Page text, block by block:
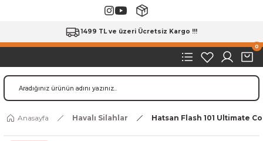
1499 TL ve üzeri Ücretsiz Kargo !!!
0
Anasayfa Havalı Silahlar Hatsan Flash 101 Ultimate